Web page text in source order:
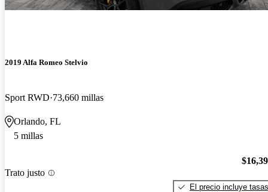
2019 Alfa Romeo Stelvio
Sport RWD 73,660 millas
Orlando, FL
5 millas
Trato justo
El precio incluye tasas